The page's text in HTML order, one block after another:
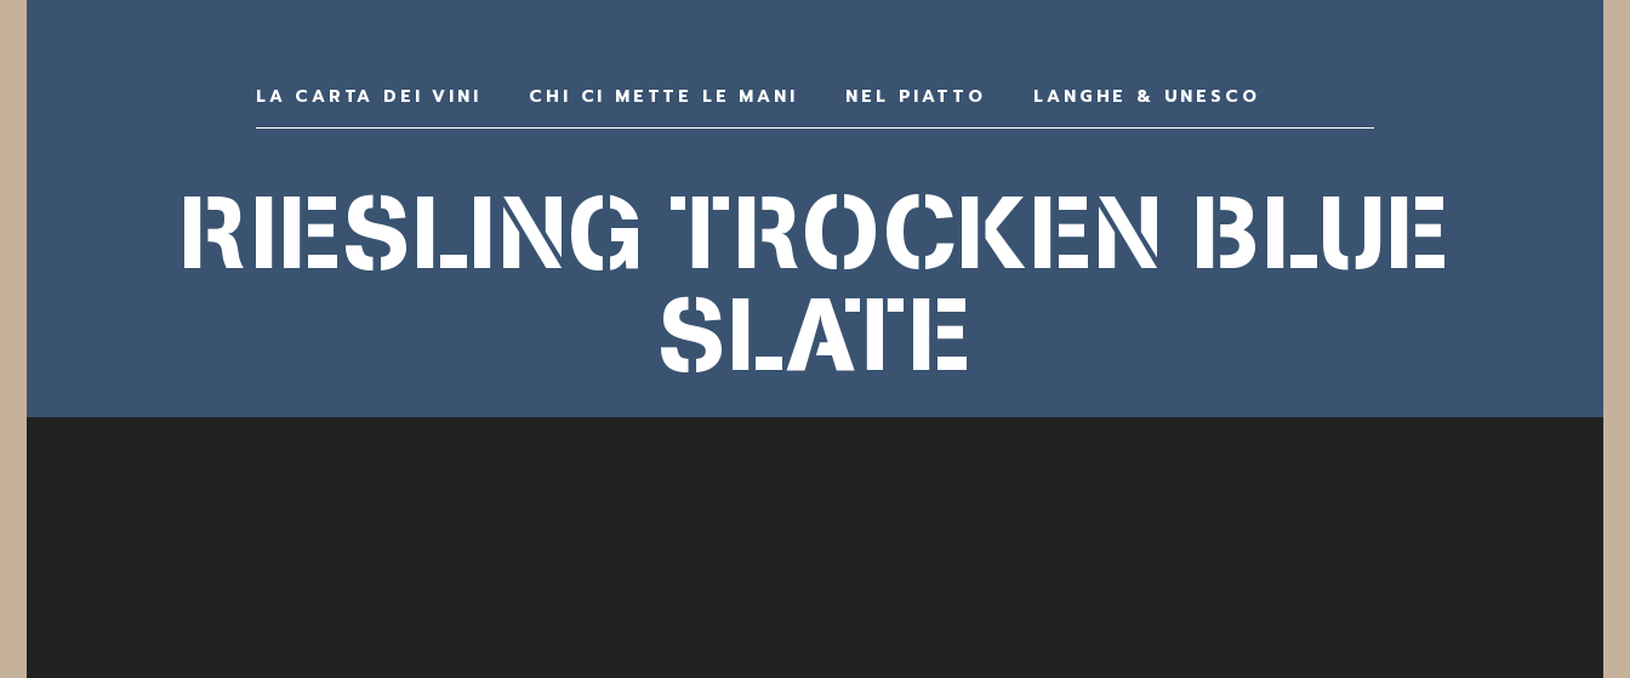
LA CARTA DEI VINI CHI CI METTE LE MANI NEL PIATTO LANGHE & UNESCO
RIESLING TROCKEN BLUE
SLATE